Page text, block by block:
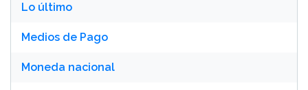
Lo último
Medios de Pago
Moneda nacional